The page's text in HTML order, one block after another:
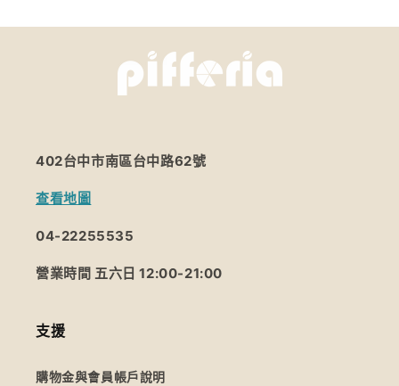
402台中市南區台中路62號
查看地圖
04-22255535
營業時間 五六日 12:00-21:00
支援
購物金與會員帳戶說明